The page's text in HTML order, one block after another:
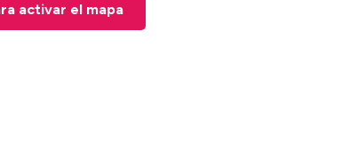
activar el mapa